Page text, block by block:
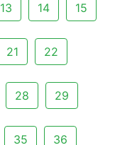
13 14 15
21 22
28 29
35 36